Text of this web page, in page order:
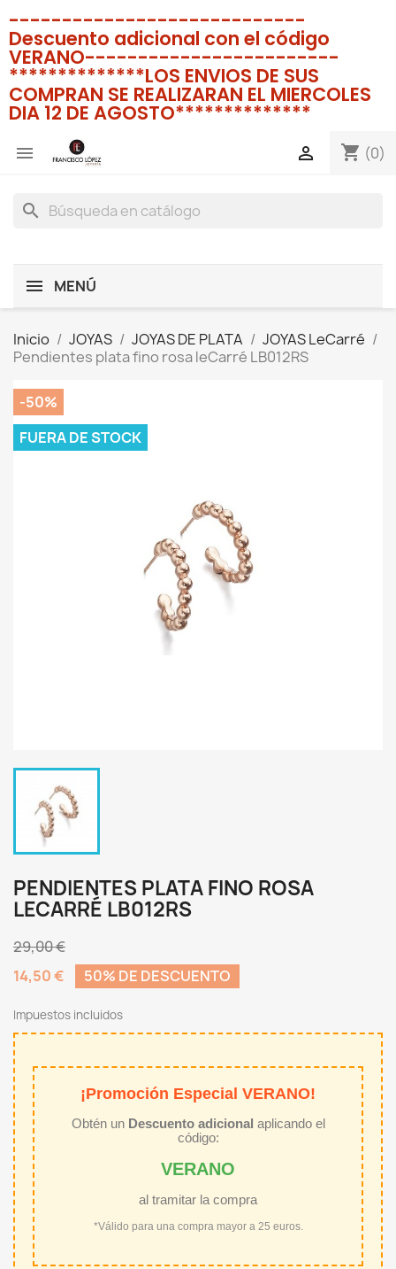
----------------------------
Descuento adicional con el código
VERANO------------------------
**************LOS ENVIOS DE SUS
COMPRAN SE REALIZARAN EL MIERCOLES
DIA 12 DE AGOSTO**************
 shopping_cart (0)

search
MENÚ
Inicio JOYAS JOYAS DE PLATA
JOYAS LeCarré
Pendientes plata fino rosa leCarré LB012RS
-50%
FUERA DE STOCK
PENDIENTES PLATA FINO ROSA
LECARRÉ LB012RS
29,00 €
14,50 €
50% DE DESCUENTO
Impuestos incluidos
¡Promoción Especial VERANO!
Obtén un Descuento adicional aplicando el
código:
VERANO
al tramitar la compra
*Válido para una compra mayor a 25 euros.